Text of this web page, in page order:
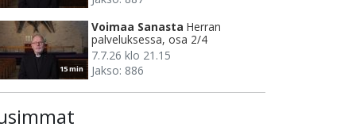
15 min
Voimaa Sanasta Herran
palveluksessa, osa 2/4
7.7.26 klo 21.15
Jakso: 886